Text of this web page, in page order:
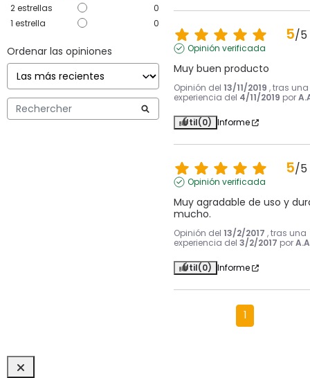
2estrellas
0
1 estrella 0
Ordenar las opiniones
5/5
Opinión verificada
Muy buen producto
Opinión del 13/11/2019 , tras una
experiencia del 4/11/2019 por
Útil(0) Informe
5/5
Opinión verificada
Muy agradable de uso y
mucho.
Opinión del 13/2/2017 , tras una
experiencia del 3/2/2017 por
Útil(0) Informe
1